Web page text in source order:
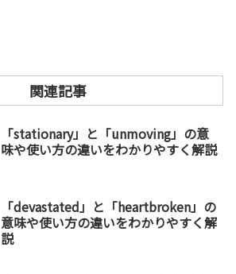
関連記事
「stationary」と「unmoving」の意
味や使い方の違いをわかりやすく解説
「devastated」と「heartbroken」の
意味や使い方の違いをわかりやすく解
説